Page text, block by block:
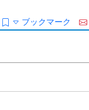
ブックマーク